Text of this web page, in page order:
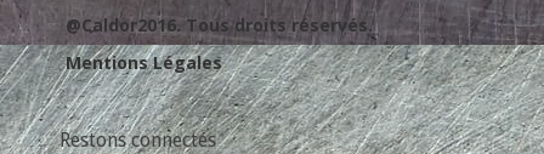
@Caldor2016. Tous droits réservés.
Mentions Légales
Restons connectés